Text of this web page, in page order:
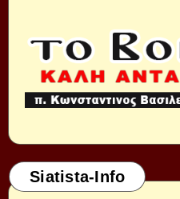
Siatista-Info